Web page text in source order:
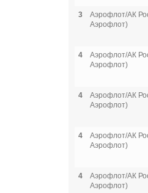
3
Аэрофлот/АК
Аэрофлот)
4
Аэрофлот/АК
Аэрофлот)
4
Аэрофлот/АК
Аэрофлот)
4
Аэрофлот/АК
Аэрофлот)
4
Аэрофлот/АК
Аэрофлот)